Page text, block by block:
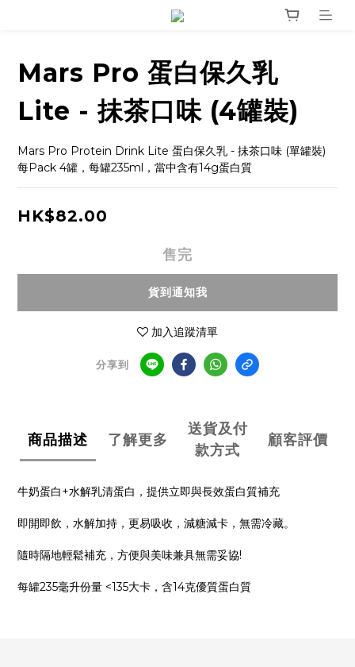
Mars Pro 蛋白保久乳
Lite - 抺茶口味 (4罐裝)
Mars Pro Protein Drink Lite 蛋白保久乳 - 抺茶口味 (單罐裝)
每Pack 4罐，每罐235ml，當中含有14g蛋白質
HK$82.00
售完
貨到通知我
加入追蹤清單
分享到
商品描述 了解更多
送貨及付
款方式
顧客評價
牛奶蛋白+水解乳清蛋白，提供立即與長效蛋白質補充
即開即飲，水解加持，更易吸收，減糖減卡，無需冷藏。
隨時隔地輕鬆補充，方便與美味兼具無需妥協!
每罐235毫升份量 <135大卡，含14克優質蛋白質